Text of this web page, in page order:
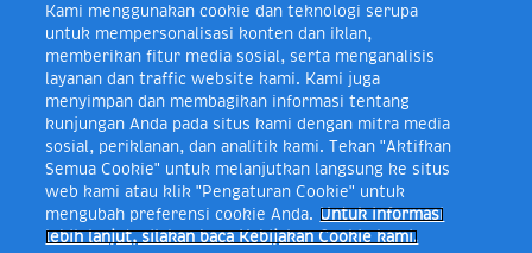
Jl. Raya Bogor KM 5, Pasar Rebo, Jakarta Timur,
Indonesia 13760
Telp +62 21 8410945 | PO BOX
4074 Jakarta 13760 Indonesia
Toll Free Layanan Peduli Frisian Flag 0-80018-21-406;
Senin - Jumat, 08:00 - 16:30 WIB, E-mail:
layanan.peduli@frieslandcampina.com
Frisian Flag Indonesia is a subsidiary of Royal FrieslandCampina N.V.
Copyright © 2017. All rights reserved.
Kami menggunakan cookie dan teknologi serupa
untuk mempersonalisasi konten dan iklan,
memberikan fitur media sosial, serta menganalisis
layanan dan traffic website kami. Kami juga
menyimpan dan membagikan informasi tentang
kunjungan Anda pada situs kami dengan mitra media
sosial, periklanan, dan analitik kami. Tekan "Aktifkan
Semua Cookie" untuk melanjutkan langsung ke situs
web kami atau klik "Pengaturan Cookie" untuk
mengubah preferensi cookie Anda.
Untuk informasi
lebih lanjut, silakan baca Kebijakan Cookie kami.